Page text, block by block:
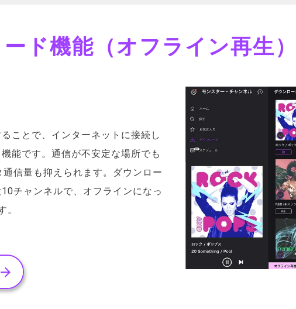
ド機能（オフライン再生
ことで、インターネットに接続し
能です。通信が不安定な場所でも
信量も抑えられます。ダウンロー
チャンネルで、オフラインになっ
。